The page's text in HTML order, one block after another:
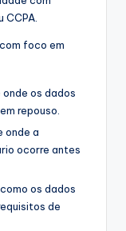
CCPA.
foco em
onde os dados
repouso.
onde a
ocorre antes
os dados
de